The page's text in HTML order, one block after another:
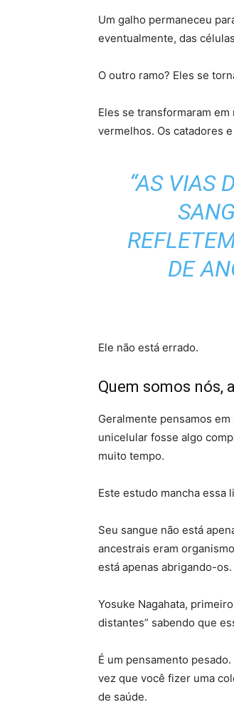
Um galho permaneceu
eventualmente, das
O outro ramo? Eles se
Eles se transformaram
vermelhos. Os catadores
“AS VIAS
DE
Ele não está errado.
Quem somos nós,
Geralmente pensamos
unicelular fosse algo
muito tempo.
Este estudo mancha essa
Seu sangue não está
ancestrais eram
está apenas abrigando-
Yosuke Nagahata,
distantes” sabendo que
É um pensamento
vez que você fizer uma
de saúde.